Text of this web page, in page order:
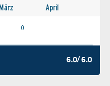
März April
0
6.0/ 6.0